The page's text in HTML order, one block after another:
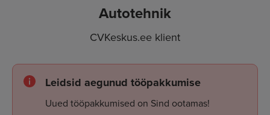
Autotehnik
CVKeskus.ee klient
Leidsid aegunud tööpakkumise
Uued tööpakkumised on Sind ootamas!